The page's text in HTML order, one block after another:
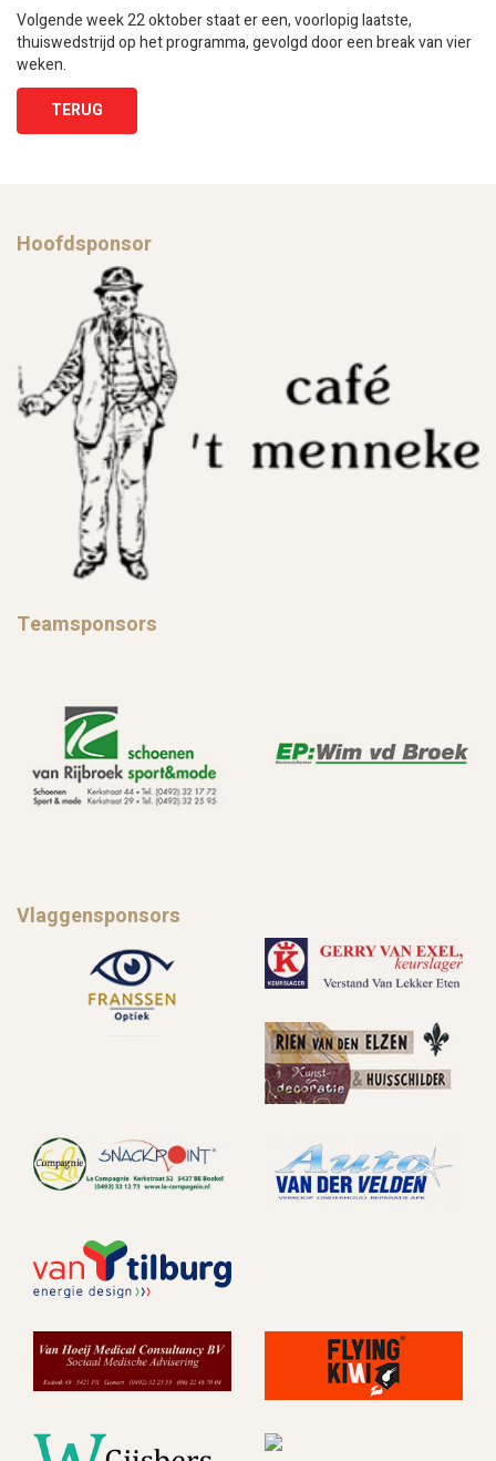
Volgende week 22 oktober staat er een, voorlopig laatste,
thuiswedstrijd op het programma, gevolgd door een break van vier
weken.
TERUG
Hoofdsponsor
Teamsponsors
Vlaggensponsors